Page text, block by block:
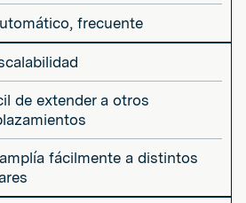
frecuente
de extender a otros
fácilmente a distintos